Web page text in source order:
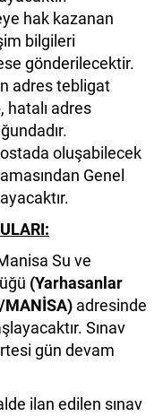
hak kazanan
bilgileri
gönderilecektir.
adres tebligat
hatalı adres
oluşabilecek
Genel
Su ve
(Yarhasanlar
MANİSA) adresinde
Sınav
gün devam
ilan edilen sınav